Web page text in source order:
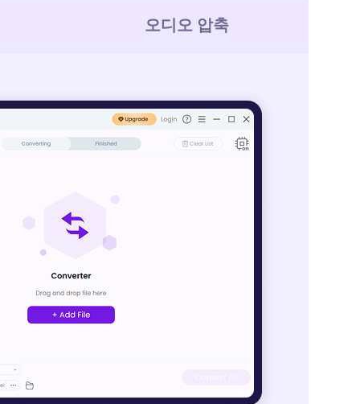
오디오 압축